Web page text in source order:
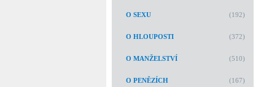
O SEXU (192)
O HLOUPOSTI (372)
O MANŽELSTVÍ (510)
O PENĚZÍCH (167)